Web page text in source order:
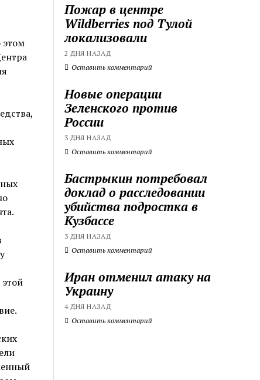
этом
Пожар в центре
Wildberries под Тулой
локализовали
2 ДНЯ НАЗАД
Оставить комментарий
Новые операции
Зеленского против
России
3 ДНЯ НАЗАД
Оставить комментарий
Бастрыкин потребовал
доклад о расследовании
убийства подростка в
Кузбассе
3 ДНЯ НАЗАД
Оставить комментарий
Иран отменил атаку на
Украину
4 ДНЯ НАЗАД
Оставить комментарий